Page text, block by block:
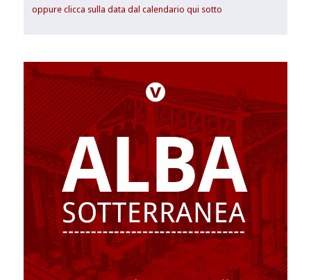
oppure clicca sulla data dal calendario qui sotto